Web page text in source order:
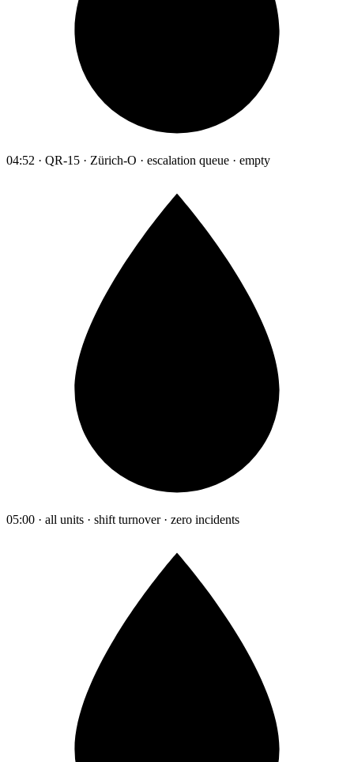
04:52 · QR-15 · Zürich-O · escalation queue · empty
05:00 · all units · shift turnover · zero incidents